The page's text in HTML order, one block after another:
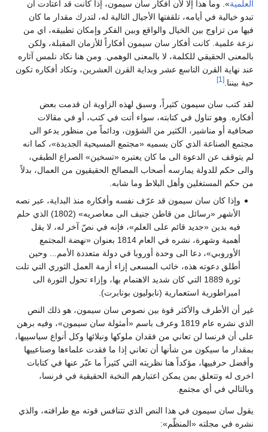
العلمية». وما هذا إلا لأن أفكار سان سيمون، إذا كانت قد اعتادت ان
تبدو خيالية في أيامه، تلقفتها الأجيال التالية له، لتدرك مقدار ما كان
فيها من تزاوج بين الخيال والواقع وبين الفكر وإمكان تطبيقه، اي من
نزعة علمية. كانت أفكار سان سيمون أفكاراً للأزمان المقبلة، ولكن
بالمعنى الحقيقي للكلمة، لا بالمعنى الوهمي. ومن هنا نكاد نلمس آثاره
عند نهاية القرن التاسع عشر وبداية القرن العشرين، وتكاد أفكاره تكون
حية بيننا. [1]
لقد كتب سان سيمون كثيراً، وسبق لهذه الزاوية ان قدمت بعض
أفكاره. وهو تناول في كتابته، سواء أتت في كتب، أو في مقالات
صحافية أو مناشير، الكثير من الشؤون، ودائماً من منظور يدعو الى
مجتمع الصناعة الذي كان يسميه «مجتمع المسيحية الجديدة»، كما انه
لم يتوقف عن الدعوة الى ما كان يعتبره «تسخين» الصراع الطبقي،
والى حكم للدولة يمارسه أصحاب المصالح الحقيقيون من العمال، بدلاً
من حكم المستغلين وأهل البلاط وما شابه.
وإذا كان سان سيمون قد عرّف نفسه وأفكاره منذ البداية، عبر نصه
الأشهر «رسائل من قاطن جنيف الى معاصريه» (1802) الذي حلم
فيه بدين «جديد قائم على العلم»، فإنه في نصّ آخر له، لا يقل
أهمية وشهرة، نشره في العام 1814 بعنوان «نهضة المجتمع
الأوروبي»، دعا الى وحدة أوروبا في دولة متعددة الأمم... وحين
أطلق دعوته هذه، خائب المسعى إزاء أزمة العمل الثوري التي تلت
ثورة 1889 التي كان شديد الاهتمام بها، وإزاء تحول الثورة الى
امبراطورية استعمارية (نابوليون بونابرت).
غير أن الأطرف والأكثر قوة بين نصوص سان سيمون، هو ذلك النص
الذي نشره عام 1819 وعرف باسم «أمثولة سان سيمون»، وفيه برهن
على أن فرنسا لن تعاني من فقدان ملوكها ونبلائها وكل أنواع سياسييها،
بمقدار ما سيكون من شأنها أن تعاني إذا ما فقدت علماءها وصناعييها
وأفضل حرفييها، مؤكداً هنا نظريته التي كثيراً ما عبّر عنها في كتابات
اخرى له وتتعلق بمن يمكن اعتبارهم النخبة الحقيقية في فرنسا،
وبالتالي في أي مجتمع.
يقول سان سيمون في هذا النص الذي تتنافس قوته مع طرافته، والذي
نشره في مجلته «المنظّم»: